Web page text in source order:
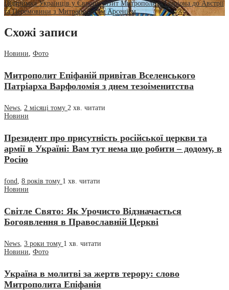
Підтримка Українців у Європі: візит Митрополита Іларіона до Австрії
та Перемовини з Митрополитом Арсенієм
Схожі записи
Новини, Фото
Митрополит Епіфаній привітав Вселенського
Патріарха Варфоломія з днем тезоіменитства
News, 2 місяці тому 2 хв. читати
Новини
Президент про присутність російської церкви та
армії в Україні: Вам тут нема що робити – додому, в
Росію
fond, 8 років тому 1 хв. читати
Новини
Світле Свято: Як Урочисто Відзначається
Богоявлення в Православній Церкві
News, 3 роки тому 1 хв. читати
Новини, Фото
Україна в молитві за жертв терору: слово
Митрополита Епіфанія